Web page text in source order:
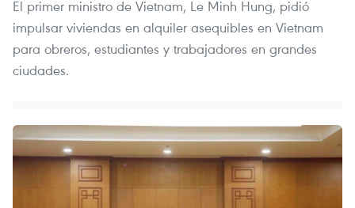
El primer ministro de Vietnam, Le Minh Hung, pidió
impulsar viviendas en alquiler asequibles en Vietnam
para obreros, estudiantes y trabajadores en grandes
ciudades.